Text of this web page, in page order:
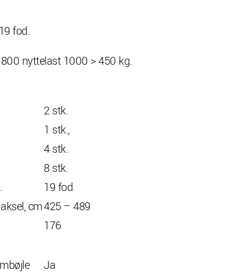
fod.
nyttelast 1000 > 450 kg.
2 stk.
1 stk.,
4 stk.
8 stk.
19 fod
cm425 – 489
176
Ja